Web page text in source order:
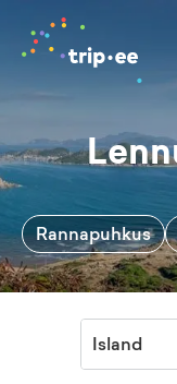
Rannapuhkus
Island